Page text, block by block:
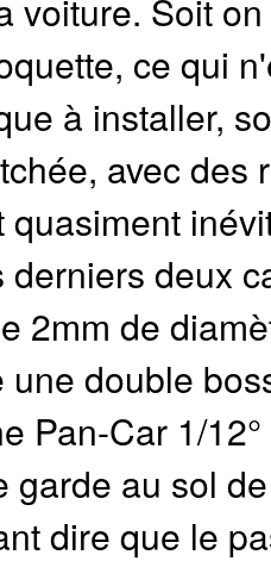
voiture. Soit
ce qui
à installer,
avec des
derniers deux
2mm de
une double
Pan-Car 1/
garde au sol
dire que le